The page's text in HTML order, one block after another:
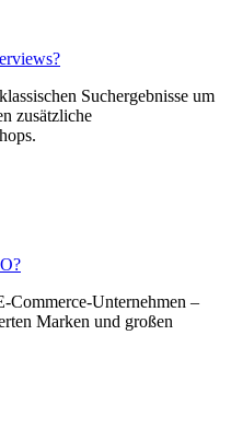
Suchergebnisse um
zusätzliche
Commerce-Unternehmen –
Marken und großen